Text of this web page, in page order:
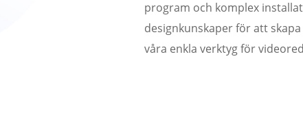
program och komplex
designkunskaper för att
våra enkla verktyg för